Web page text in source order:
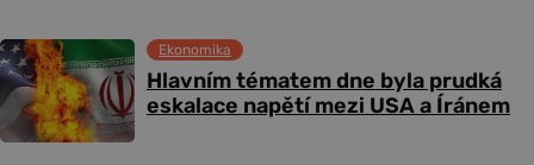
Hlavním tématem dne byla prudká
eskalace napětí mezi USA a Íránem
Ekonomika